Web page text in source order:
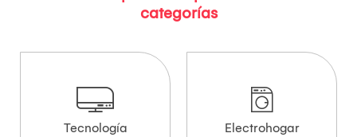
categorías
Tecnología Electrohogar